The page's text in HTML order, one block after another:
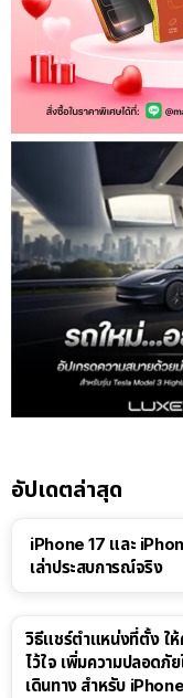
อัปเดตล่าสุด
iPhone 17 และ
เล่าประสบการณ์จริง
วิธีแชร์ตำแหน่งที่ตั้ง ใ
ไว้ใจ เพิ่มความปลอดภัย
เดินทาง สำหรับ